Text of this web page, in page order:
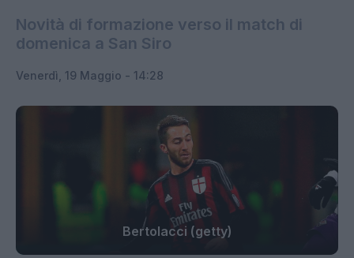
Novità di formazione verso il match di
domenica a San Siro
Venerdì, 19 Maggio - 14:28
Bertolacci (getty)